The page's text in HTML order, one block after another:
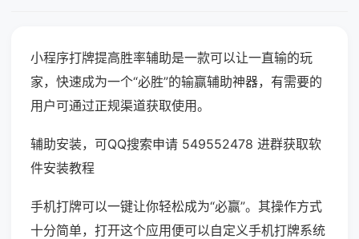
小程序打牌提高胜率辅助是一款可以让一直输的玩
家，快速成为一个“必胜”的输赢辅助神器，有需要的
用户可通过正规渠道获取使用。
辅助安装，可QQ搜索申请 549552478 进群获取软
件安装教程
手机打牌可以一键让你轻松成为“必赢”。其操作方式
十分简单，打开这个应用便可以自定义手机打牌系统